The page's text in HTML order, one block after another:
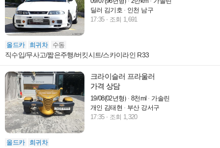
딜러 김기호
인천 남구
17:35
조회 1,691
올드카 희귀차 수동
직수입/무사고/짧은주행/버킷시트/스카이라인 R33
크라이슬러 프라울러
가격 상담
19/08(02년형) 8천ml
가솔린
개인 김태현
부산 강서구
17:35
조회 1,320
올드카 희귀차